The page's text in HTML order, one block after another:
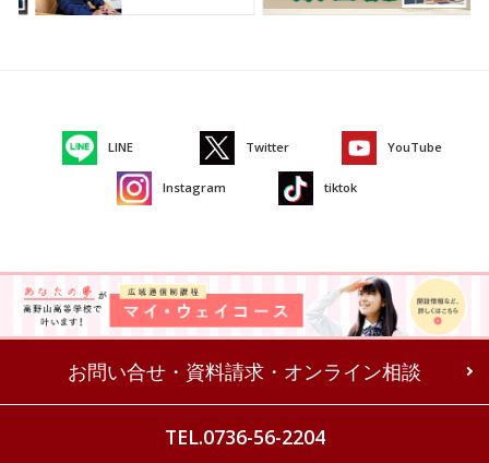
LINE Twitter YouTube
Instagram tiktok
お問い合せ・資料請求・オンライン相談
TEL.0736-56-2204